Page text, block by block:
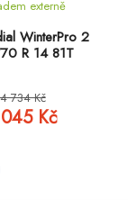
WinterPro 2
R 14 81T
externě
4 734 Kč
Kč